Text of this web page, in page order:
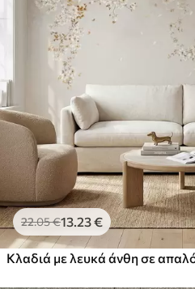
22.05€13.23€